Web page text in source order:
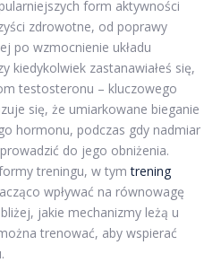
form aktywności
zdrowotne, od poprawy
po wzmocnienie układu
kiedykolwiek zastanawiałeś się,
testosteronu – kluczowego
się, że umiarkowane bieganie
hormonu, podczas gdy nadmiar
do jego obniżenia.
treningu, w tymtrening
wpływać na równowagę
jakie mechanizmy leżą u
trenować, aby wspierać